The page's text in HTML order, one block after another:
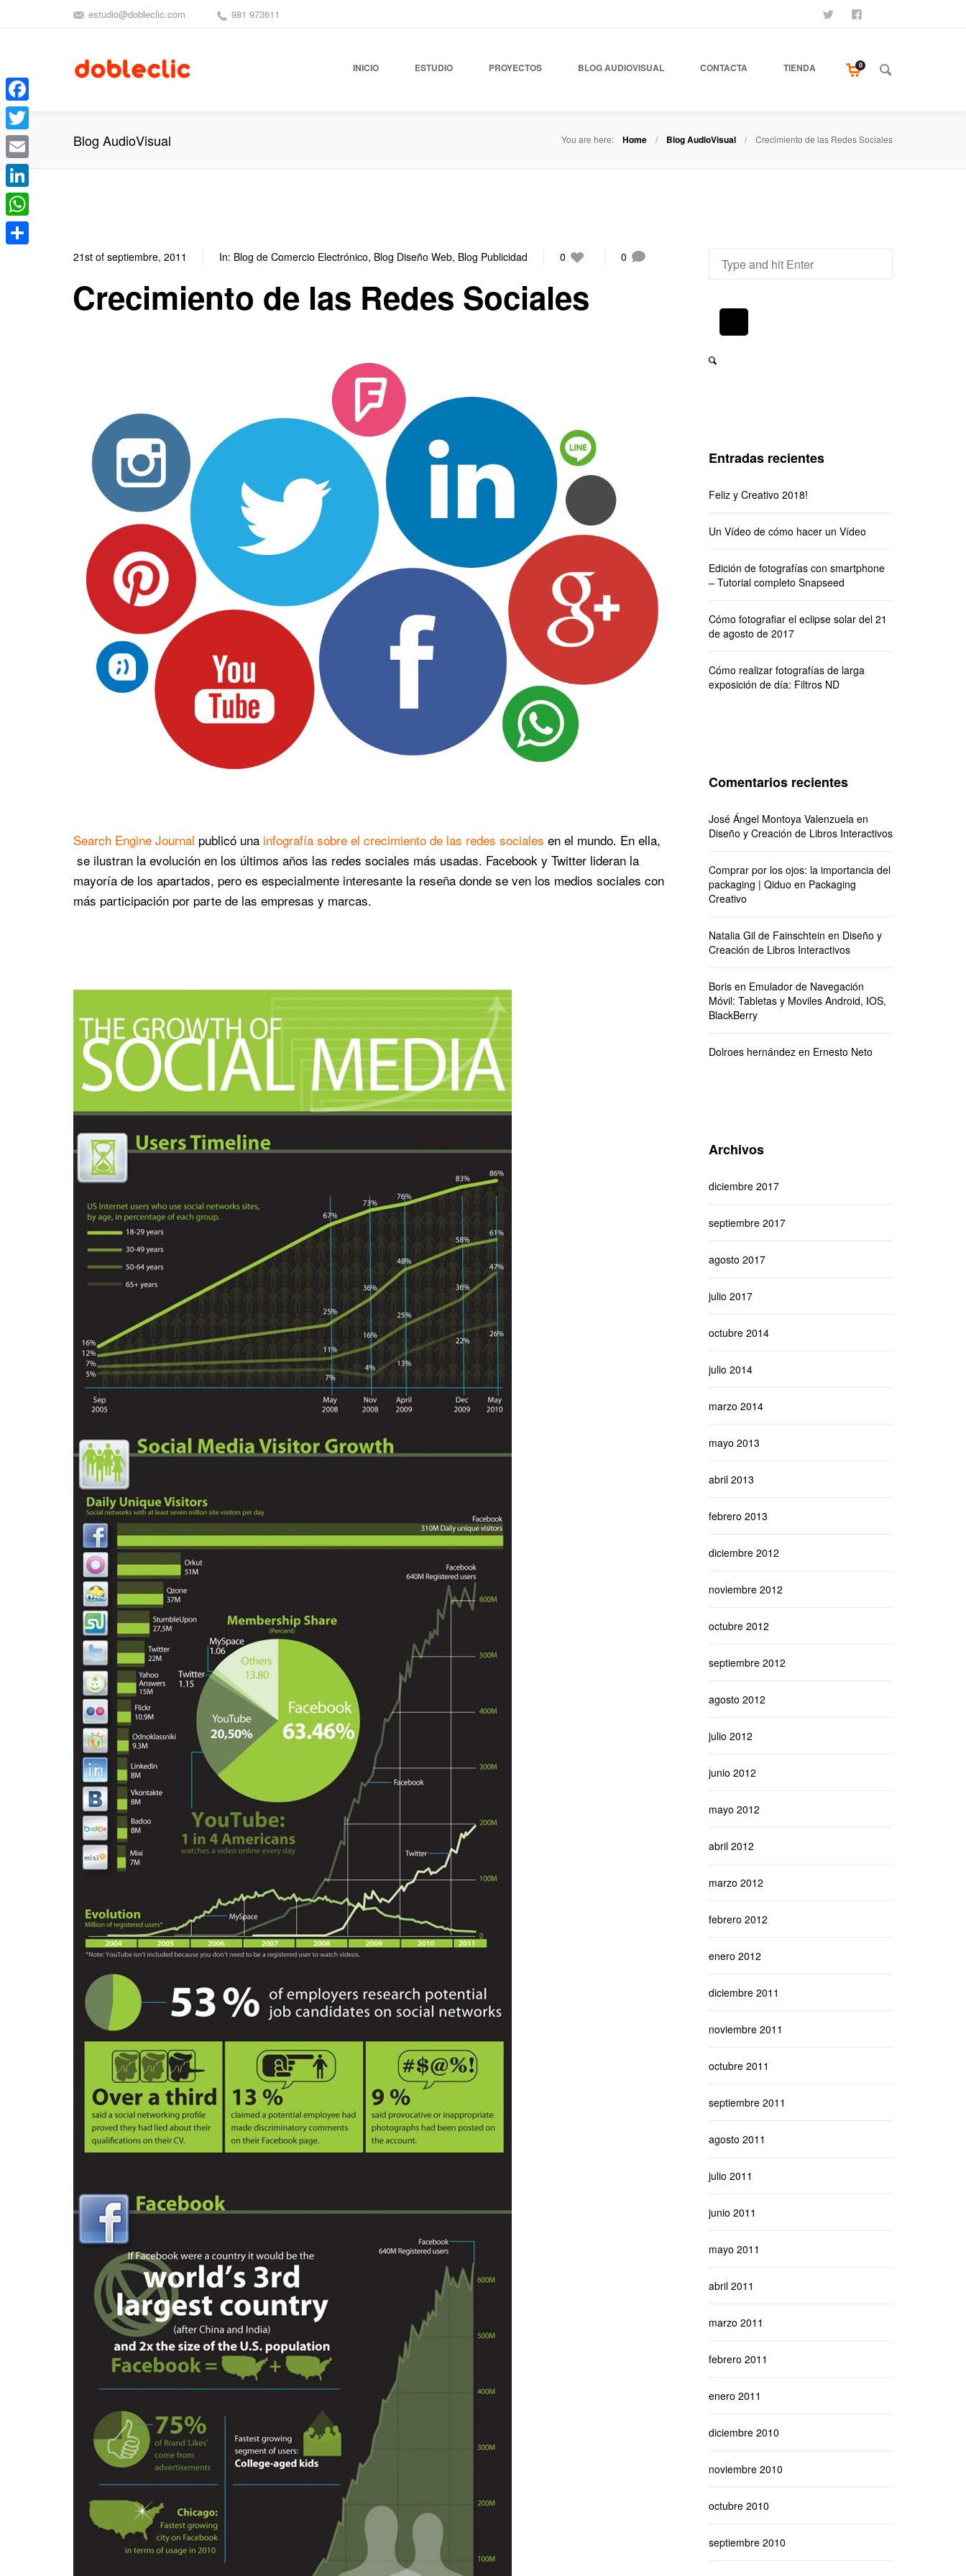
estudio@dobleclic.com 981 973611 SÍGUENOS
INICIO ESTUDIO PROYECTOS BLOG AUDIOVISUAL CONTACTA TIENDA 0
Blog AudioVisual You are here: Home Blog AudioVisual Crecimiento de las Redes Sociales
21st of septiembre, 2011 In: Blog de Comercio Electrónico, Blog Diseño Web, Blog Publicidad 0 0
Crecimiento de las Redes Sociales
Search Engine Journal publicó una infografía sobre el crecimiento de las redes sociales en el mundo. En ella,
se ilustran la evolución en los últimos años las redes sociales más usadas. Facebook y Twitter lideran la
mayoría de los apartados, pero es especialmente interesante la reseña donde se ven los medios sociales con
más participación por parte de las empresas y marcas.
Entradas recientes
Feliz y Creativo 2018!
Un Vídeo de cómo hacer un Vídeo
Edición de fotografías con smartphone
– Tutorial completo Snapseed
Cómo fotografiar el eclipse solar del 21
de agosto de 2017
Cómo realizar fotografías de larga
exposición de día: Filtros ND
Comentarios recientes
José Ángel Montoya Valenzuelaen
Diseño y Creación de Libros Interactivos
Comprar por los ojos: la importancia del
packaging | Qiduo en Packaging
Creativo
Natalia Gil de Fainschtein en Diseño y
Creación de Libros Interactivos
Borisen Emulador de Navegación
Móvil: Tabletas y Moviles Android, IOS,
BlackBerry
Dolroes hernándezen Ernesto Neto
Archivos
diciembre 2017
septiembre 2017
agosto 2017
julio 2017
octubre 2014
julio 2014
marzo 2014
mayo 2013
abril 2013
febrero 2013
diciembre 2012
noviembre 2012
octubre 2012
septiembre 2012
agosto 2012
julio 2012
junio 2012
mayo 2012
abril 2012
marzo 2012
febrero 2012
enero 2012
diciembre 2011
noviembre 2011
octubre 2011
septiembre 2011
agosto 2011
julio 2011
junio 2011
mayo 2011
abril 2011
marzo 2011
febrero 2011
enero 2011
diciembre 2010
noviembre 2010
octubre 2010
septiembre 2010
Facebook
Twitter
Email
LinkedIn
WhatsApp